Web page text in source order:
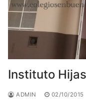
Instituto
ADMIN 02/10/2015